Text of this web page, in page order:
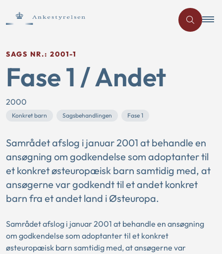
SAGS NR.: 2001-1
Fase 1 / Andet
2000
Konkret barn Sagsbehandlingen Fase 1
Samrådet afslog i januar 2001 at behandle en
ansøgning om godkendelse som adoptanter til
et konkret østeuropæisk barn samtidig med, at
ansøgerne var godkendt til et andet konkret
barn fra et andet land i Østeuropa.
Samrådet afslog i januar 2001 at behandle en ansøgning
om godkendelse som adoptanter til et konkret
østeuropæisk barn samtidig med, at ansøgerne var